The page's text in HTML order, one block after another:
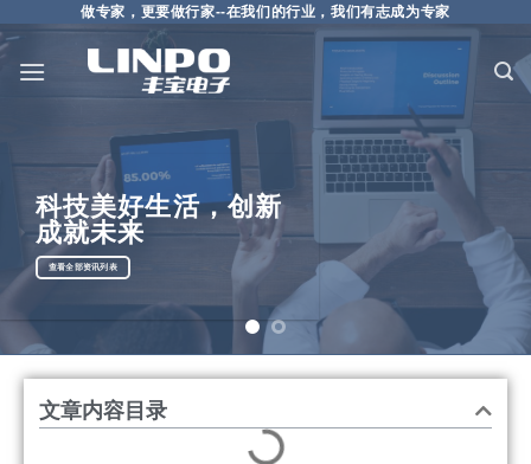
做专家，更要做行家--在我们的行业，我们有志成为专家
科技美好生活，创新
成就未来
查看全部资讯列表
仰望天空，脚踏实地，
授权分销，专业代理
选电子元器件供应商，要选会做整体解决方案的
查看全部【解决方案】文章
文章内容目录